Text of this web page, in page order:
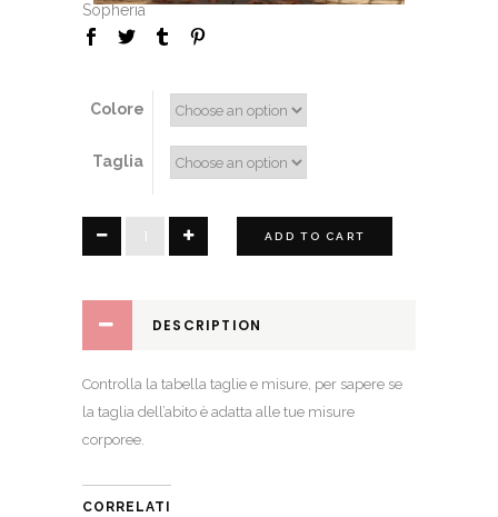
Sopheria
Colore
Taglia
quantity
ADD TO CART
DESCRIPTION
Controlla la tabella taglie e misure, per sapere se
la taglia dell’abito è adatta alle tue misure
corporee.
CORRELATI